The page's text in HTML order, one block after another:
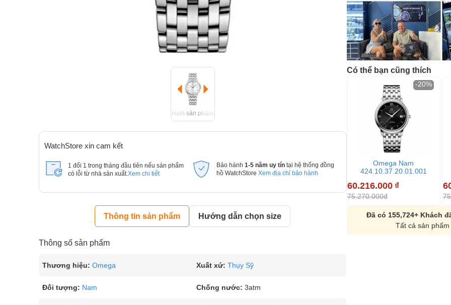
Hình sản phẩm
WatchStore xin cam kết
1 đổi 1 trong tháng đầu tiên nếu sản phẩm
có lỗi từ nhà sản xuất. Xem chi tiết
Bảo hành 1-5 năm uy tín tại hệ thống đồng
hồ WatchStore Xem địa chỉ bảo hành
Thông tin sản phẩm Hướng dẫn chọn size
Thông số sản phẩm
Thương hiệu: Omega Xuất xứ: Thụy Sỹ
Đối tượng: Nam Chống nước: 3atm
Có thể bạn cũng thích
Omega Nam
424.10.37.20.01.001
60.216.000 ₫
75.270.000đ
-20%
Đã có 155,724+ Khách
Tất cả sản